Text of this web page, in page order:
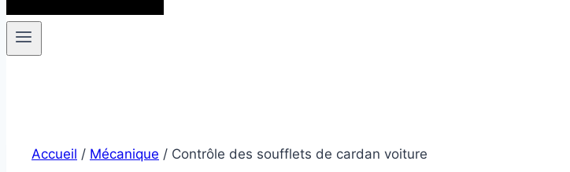
Accueil / Mécanique / Contrôle des soufflets de cardan voiture